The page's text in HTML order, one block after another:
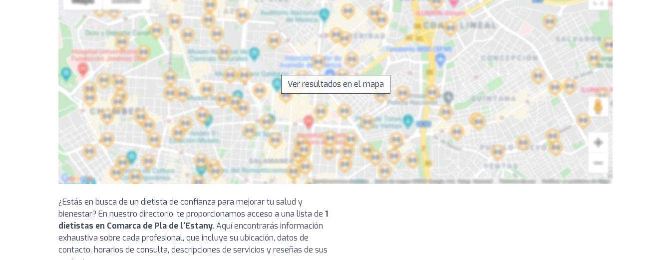
Ver resultados en el mapa
¿Estás en busca de un dietista de confianza para mejorar tu salud y
bienestar? En nuestro directorio, te proporcionamos acceso a una lista de 1
dietistas en Comarca de Pla de l'Estany. Aquí encontrarás información
exhaustiva sobre cada profesional, que incluye su ubicación, datos de
contacto, horarios de consulta, descripciones de servicios y reseñas de sus